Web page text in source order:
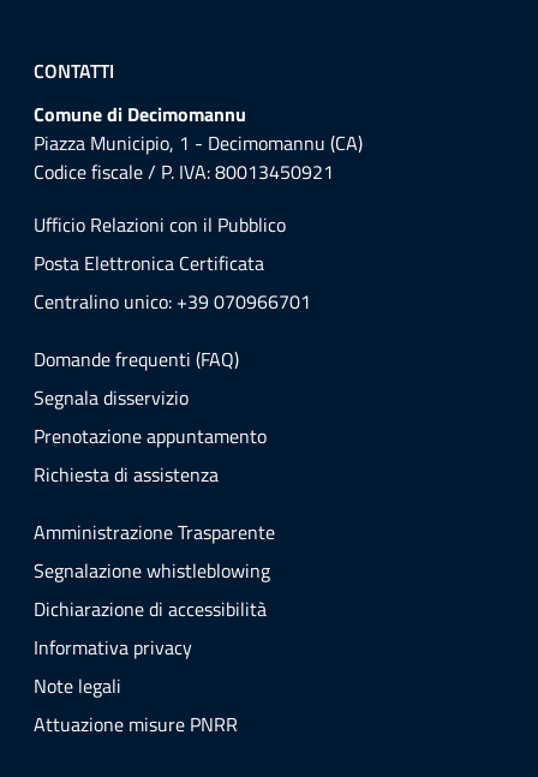
CONTATTI
Comune di Decimomannu
Piazza Municipio, 1 - Decimomannu (CA)
Codice fiscale / P. IVA: 80013450921
Ufficio Relazioni con il Pubblico
Posta Elettronica Certificata
Centralino unico: +39 070966701
Domande frequenti (FAQ)
Segnala disservizio
Prenotazione appuntamento
Richiesta di assistenza
Amministrazione Trasparente
Segnalazione whistleblowing
Dichiarazione di accessibilità
Informativa privacy
Note legali
Attuazione misure PNRR